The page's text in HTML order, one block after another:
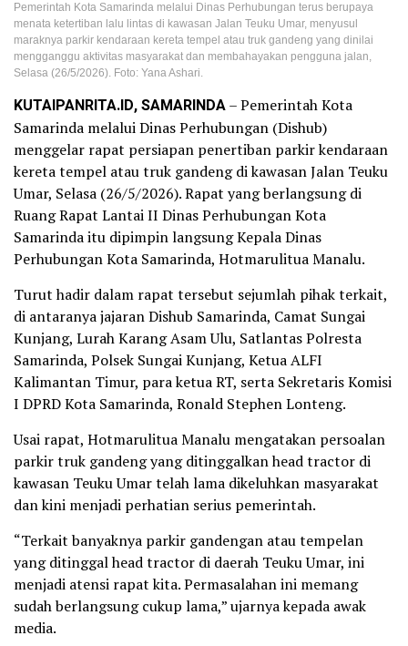
Pemerintah Kota Samarinda melalui Dinas Perhubungan terus berupaya
menata ketertiban lalu lintas di kawasan Jalan Teuku Umar, menyusul
maraknya parkir kendaraan kereta tempel atau truk gandeng yang dinilai
mengganggu aktivitas masyarakat dan membahayakan pengguna jalan,
Selasa (26/5/2026). Foto: Yana Ashari.
KUTAIPANRITA.ID, SAMARINDA– Pemerintah Kota
Samarinda melalui Dinas Perhubungan (Dishub)
menggelar rapat persiapan penertiban parkir kendaraan
kereta tempel atau truk gandeng di kawasan Jalan Teuku
Umar, Selasa (26/5/2026). Rapat yang berlangsung di
Ruang Rapat Lantai II Dinas Perhubungan Kota
Samarinda itu dipimpin langsung Kepala Dinas
Perhubungan Kota Samarinda, Hotmarulitua Manalu.
Turut hadir dalam rapat tersebut sejumlah pihak terkait,
di antaranya jajaran Dishub Samarinda, Camat Sungai
Kunjang, Lurah Karang Asam Ulu, Satlantas Polresta
Samarinda, Polsek Sungai Kunjang, Ketua ALFI
Kalimantan Timur, para ketua RT, serta Sekretaris Komisi
I DPRD Kota Samarinda, Ronald Stephen Lonteng.
Usai rapat, Hotmarulitua Manalu mengatakan persoalan
parkir truk gandeng yang ditinggalkan head tractor di
kawasan Teuku Umar telah lama dikeluhkan masyarakat
dan kini menjadi perhatian serius pemerintah.
“Terkait banyaknya parkir gandengan atau tempelan
yang ditinggal head tractor di daerah Teuku Umar, ini
menjadi atensi rapat kita. Permasalahan ini memang
sudah berlangsung cukup lama,” ujarnya kepada awak
media.